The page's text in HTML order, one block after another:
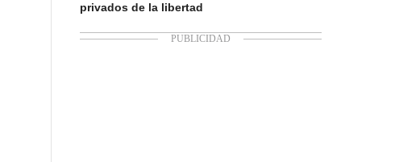
privados de la libertad